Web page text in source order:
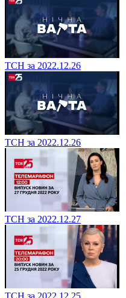
ТСН за 2022.12.26
ТСН за 2022.12.26
ТСН за 2022.12.27
ТСН за 2022.12.25